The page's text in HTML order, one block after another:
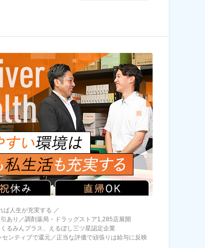
ば人生が充実する ／
あり／調剤薬局・ドラッグストア1,285店展開
るみんプラス、えるぼし三ツ星認定企業
ンティブで還元／正当な評価で頑張りは給与に反映